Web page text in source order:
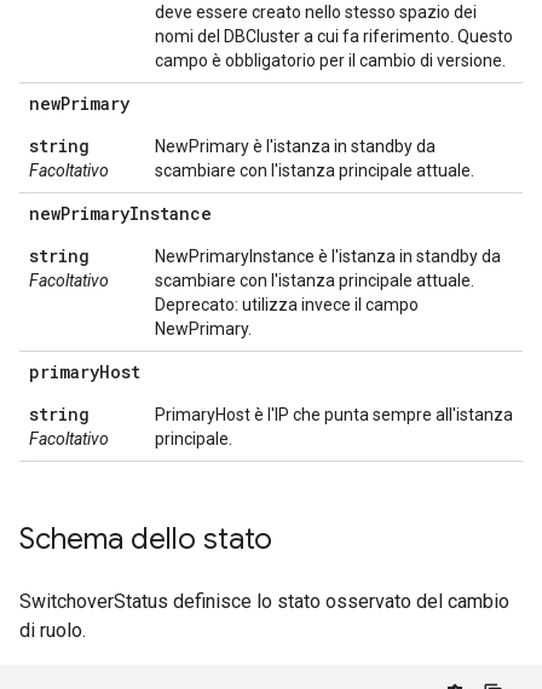
deve essere creato nello stesso spazio dei
nomi del DBCluster a cui fa riferimento. Questo
campo è obbligatorio per il cambio di versione.
newPrimary
string
Facoltativo
NewPrimary è l'istanza in standby da
scambiare con l'istanza principale attuale.
newPrimaryInstance
string
Facoltativo
NewPrimaryInstance è l'istanza in standby da
scambiare con l'istanza principale attuale.
Deprecato: utilizza invece il campo
NewPrimary.
primaryHost
string
Facoltativo
PrimaryHost è l'IP che punta sempre all'istanza
principale.
Schema dello stato
SwitchoverStatus definisce lo stato osservato del cambio
di ruolo.